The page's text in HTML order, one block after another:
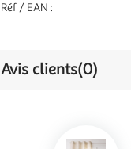
Réf / EAN :
Avis clients(0)